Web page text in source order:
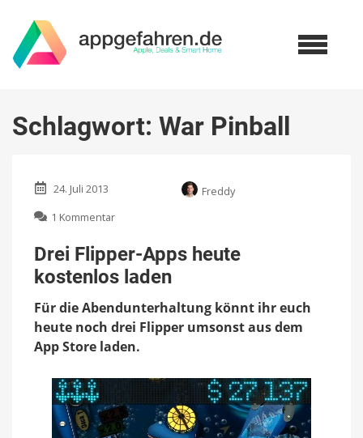
Schlagwort: War Pinball
24. Juli 2013
Freddy
1 Kommentar
Flipper-
Apps
heute
laden
Drei Flipper-Apps heute
kostenlos laden
Für die Abendunterhaltung könnt ihr euch
heute noch drei Flipper umsonst aus dem
App Store laden.